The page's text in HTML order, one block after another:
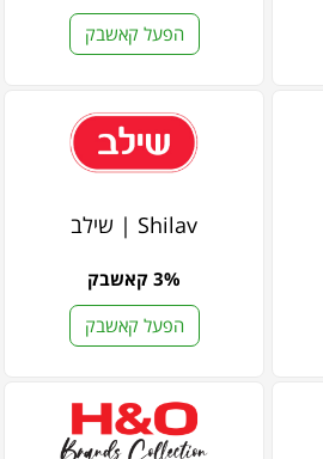
הפעל קאשבק
Shilav | שילב
3% קאשבק
הפעל קאשבק